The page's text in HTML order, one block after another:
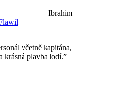
Ibrahim
včetně kapitána,
krásná plavba lodí.”